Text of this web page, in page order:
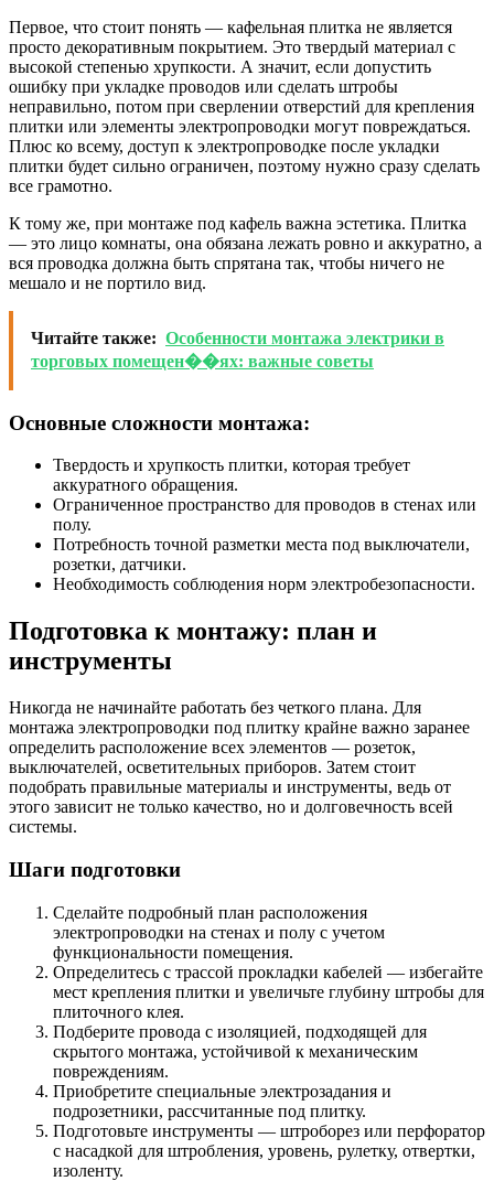
Первое, что стоит понять — кафельная плитка не является
просто декоративным покрытием. Это твердый материал с
высокой степенью хрупкости. А значит, если допустить
ошибку при укладке проводов или сделать штробы
неправильно, потом при сверлении отверстий для крепления
плитки или элементы электропроводки могут повреждаться.
Плюс ко всему, доступ к электропроводке после укладки
плитки будет сильно ограничен, поэтому нужно сразу сделать
все грамотно.
К тому же, при монтаже под кафель важна эстетика. Плитка
— это лицо комнаты, она обязана лежать ровно и аккуратно, а
вся проводка должна быть спрятана так, чтобы ничего не
мешало и не портило вид.
Читайте также: Особенности монтажа электрики в
торговых помещен��ях: важные советы
Основные сложности монтажа:
Твердость и хрупкость плитки, которая требует
аккуратного обращения.
Ограниченное пространство для проводов в стенах или
полу.
Потребность точной разметки места под выключатели,
розетки, датчики.
Необходимость соблюдения норм электробезопасности.
Подготовка к монтажу: план и
инструменты
Никогда не начинайте работать без четкого плана. Для
монтажа электропроводки под плитку крайне важно заранее
определить расположение всех элементов — розеток,
выключателей, осветительных приборов. Затем стоит
подобрать правильные материалы и инструменты, ведь от
этого зависит не только качество, но и долговечность всей
системы.
Шаги подготовки
Сделайте подробный план расположения
электропроводки на стенах и полу с учетом
функциональности помещения.
Определитесь с трассой прокладки кабелей — избегайте
мест крепления плитки и увеличьте глубину штробы для
плиточного клея.
Подберите провода с изоляцией, подходящей для
скрытого монтажа, устойчивой к механическим
повреждениям.
Приобретите специальные электрозадания и
подрозетники, рассчитанные под плитку.
Подготовьте инструменты — штроборез или перфоратор
с насадкой для штробления, уровень, рулетку, отвертки,
изоленту.